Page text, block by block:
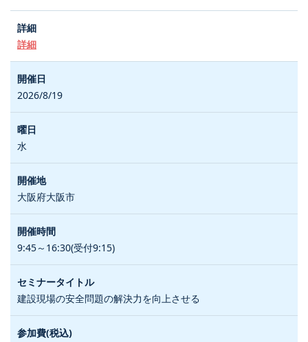
詳細
2026/8/19
水
大阪府大阪市
9:45～16:30(受付9:15)
建設現場の安全問題の解決力を向上させる